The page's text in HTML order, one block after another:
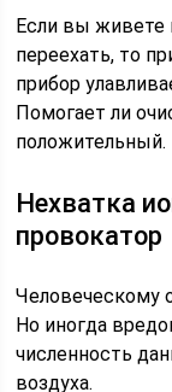
Если вы живете
переехать, то
прибор
Помогает ли
положительный.
Нехватка
провокатор
Человеческому
Но иногда
численность
воздуха.